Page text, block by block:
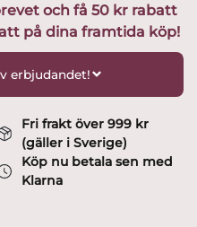
och få 50 kr rabatt
på dina framtida köp!
erbjudandet!
Fri frakt över 999 kr
(gäller i Sverige)
Köp nu betala sen med
Klarna